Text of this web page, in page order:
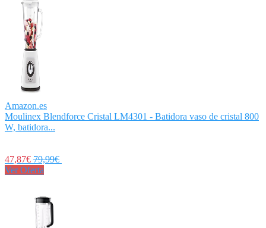
Amazon.es
Moulinex Blendforce Cristal LM4301 - Batidora vaso de cristal 800
W, batidora...
47,87€ 79,99€
Ver Oferta